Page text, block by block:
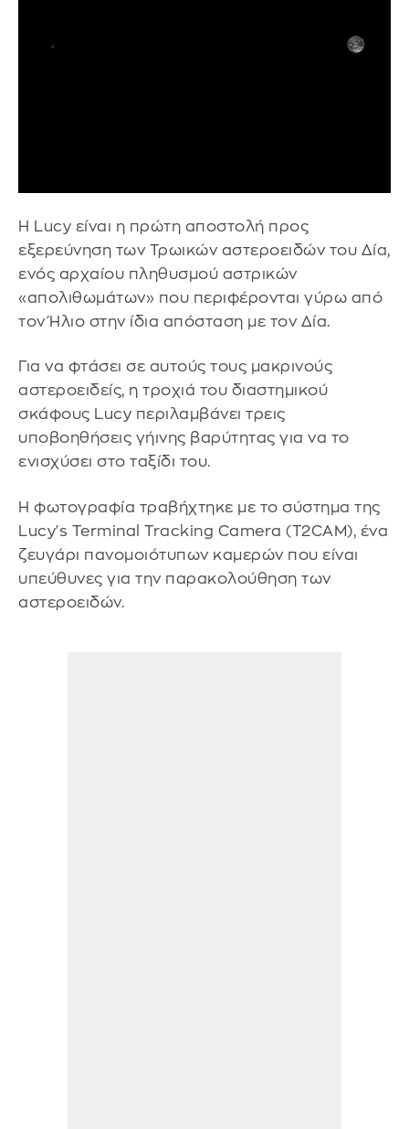
Η Lucy είναι η πρώτη αποστολή προς
εξερεύνηση των Τρωικών αστεροειδών του Δία,
ενός αρχαίου πληθυσμού αστρικών
«απολιθωμάτων» που περιφέρονται γύρω από
τον Ήλιο στην ίδια απόσταση με τον Δία.
Για να φτάσει σε αυτούς τους μακρινούς
αστεροειδείς, η τροχιά του διαστημικού
σκάφους Lucy περιλαμβάνει τρεις
υποβοηθήσεις γήινης βαρύτητας για να το
ενισχύσει στο ταξίδι του.
Η φωτογραφία τραβήχτηκε με το σύστημα της
Lucy's Terminal Tracking Camera (T2CAM), ένα
ζευγάρι πανομοιότυπων καμερών που είναι
υπεύθυνες για την παρακολούθηση των
αστεροειδών.